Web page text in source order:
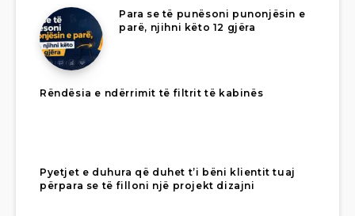
Para se të punësoni punonjësin e
parë, njihni këto 12 gjëra
Rëndësia e ndërrimit të filtrit të kabinës
Pyetjet e duhura që duhet t’i bëni klientit tuaj
përpara se të filloni një projekt dizajni